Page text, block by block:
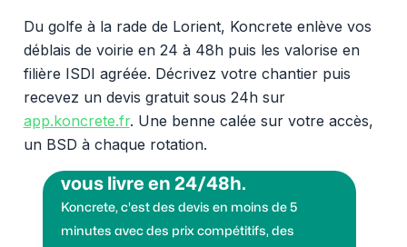
Du golfe à la rade de Lorient, Koncrete enlève vos
déblais de voirie en 24 à 48h puis les valorise en
filière ISDI agréée. Décrivez votre chantier puis
recevez un devis gratuit sous 24h sur
app.koncrete.fr. Une benne calée sur votre accès,
un BSD à chaque rotation.
vous livre en 24/48h.
Koncrete, c'est des devis en moins de 5
minutes avec des prix compétitifs, des